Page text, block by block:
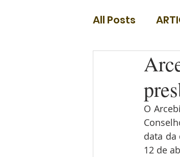
All Posts
DIÁCONOS
O
data da
12 de